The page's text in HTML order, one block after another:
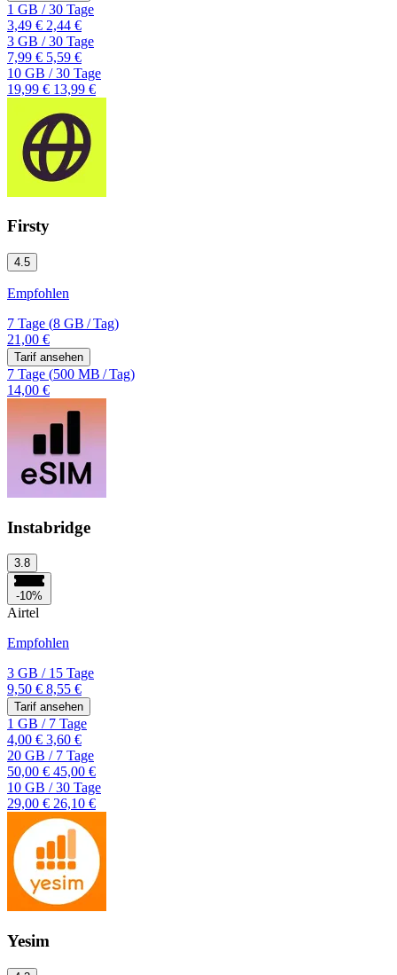
1 GB /30 Tage
3,49 € 2,44 €
3 GB /30 Tage
7,99 € 5,59 €
10 GB /30 Tage
19,99 € 13,99 €
Firsty
4.5
Empfohlen
7 Tage (8 GB /Tag)
21,00 €
Tarif ansehen
7 Tage (500 MB /Tag)
14,00 €
Instabridge
3.8
-10%
Airtel
Empfohlen
3 GB /15 Tage
9,50 € 8,55 €
Tarif ansehen
1 GB /7 Tage
4,00 € 3,60 €
20 GB /7 Tage
50,00 € 45,00 €
10 GB /30 Tage
29,00 € 26,10 €
Yesim